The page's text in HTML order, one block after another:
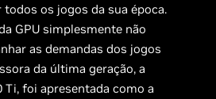
todos os jogos da sua época.
GPU simplesmente não
as demandas dos jogos
da última geração, a
Ti, foi apresentada como a